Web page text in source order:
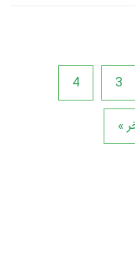
3
4
»